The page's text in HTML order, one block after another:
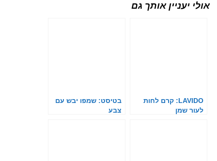
אולי יעניין אותך גם
LAVIDO: קרם לחות
לעור שמן
בטיסט: שמפו יבש עם
צבע